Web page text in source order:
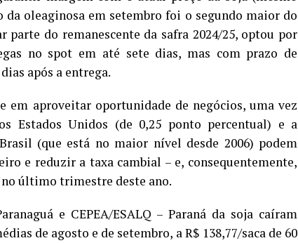
oleaginosa em setembro foi o segundo maior do
do remanescente da safra 2024/25, optou por
no spot em até sete dias, mas com prazo de
após a entrega.
em aproveitar oportunidade de negócios, uma vez
Estados Unidos (de 0,25 ponto percentual) e a
(que está no maior nível desde 2006) podem
e reduzir a taxa cambial – e, consequentemente,
último trimestre deste ano.
e CEPEA/ESALQ – Paraná da soja caíram
de agosto e de setembro, a R$ 138,77/saca de 60